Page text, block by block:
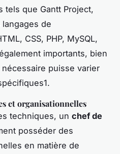
tels que Gantt Project,
langages de
CSS, PHP, MySQL,
importants, bien
puisse varier
et organisationnelles
techniques, un chef de
posséder des
en matière de